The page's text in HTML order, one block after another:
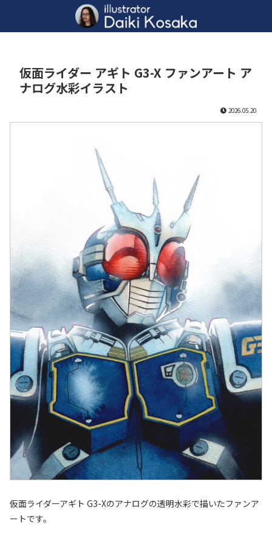
仮面ライダー アギト G3-X ファンアート ア
ナログ水彩イラスト
2026.05.20
仮面ライダーアギト G3-Xのアナログの透明水彩で描いたファンア
ートです。